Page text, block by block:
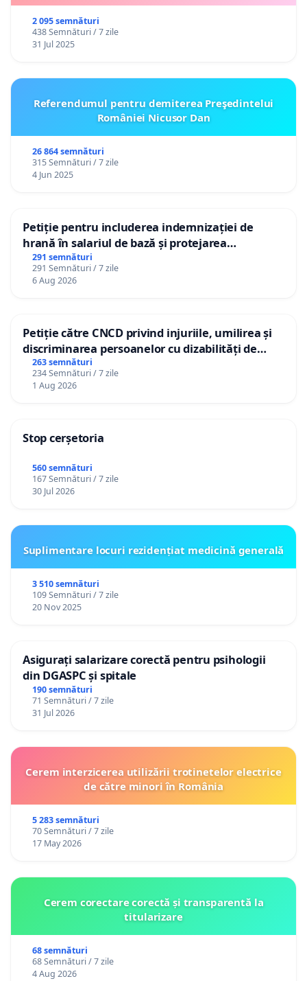
2 095 semnături
438 Semnături / 7 zile
31 Jul 2025
Referendumul pentru demiterea Preşedintelui
României Nicusor Dan
26 864 semnături
315 Semnături / 7 zile
4 Jun 2025
Petiție pentru includerea indemnizației de
hrană în salariul de bază și protejarea
gradațiilor de vechime pentru asistenții
personali
291 semnături
291 Semnături / 7 zile
6 Aug 2026
Petiție către CNCD privind injuriile, umilirea și
discriminarea persoanelor cu dizabilități de
către utilizatorul TikTok „Gorici”
263 semnături
234 Semnături / 7 zile
1 Aug 2026
Stop cerșetoria
560 semnături
167 Semnături / 7 zile
30 Jul 2026
Suplimentare locuri rezidențiat medicină generală
3 510 semnături
109 Semnături / 7 zile
20 Nov 2025
Asigurați salarizare corectă pentru psihologii
din DGASPC și spitale
190 semnături
71 Semnături / 7 zile
31 Jul 2026
Cerem interzicerea utilizării trotinetelor electrice
de către minori în România
5 283 semnături
70 Semnături / 7 zile
17 May 2026
Cerem corectare corectă și transparentă la
titularizare
68 semnături
68 Semnături / 7 zile
4 Aug 2026